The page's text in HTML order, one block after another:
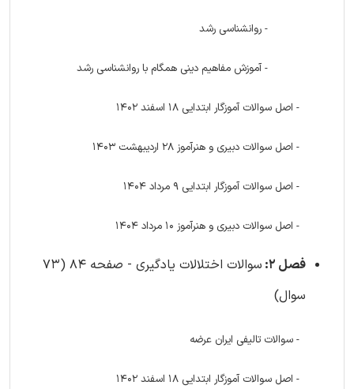
- روانشناسی رشد
- آموزش مفاهیم دینی همگام با روانشناسی رشد
- اصل سوالات آموزگار ابتدایی 18 اسفند 1402
- اصل سوالات دبیری و هنرآموز 28 اردیبهشت 1403
- اصل سوالات آموزگار ابتدایی 9 مرداد 1404
- اصل سوالات دبیری و هنرآموز 10 مرداد 1404
فصل 2:
سوالات اختلالات یادگیری - صفحه 84 (73
سوال)
- سوالات تالیفی ایران عرضه
- اصل سوالات آموزگار ابتدایی 18 اسفند 1402